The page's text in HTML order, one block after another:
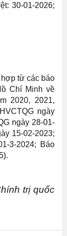
30-01-2026;
hợp từ các báo
Chí Minh về
2020, 2021,
ngày
ngày 28-01-
15-02-2023;
3-2024; Báo
trị quốc